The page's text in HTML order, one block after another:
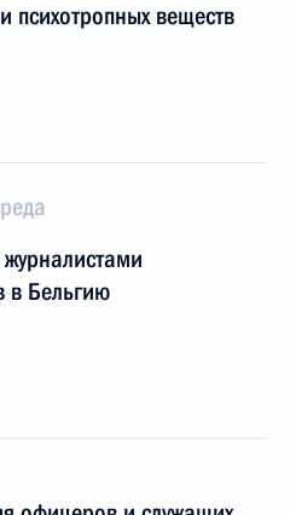
психотропных веществ
в Бельгию